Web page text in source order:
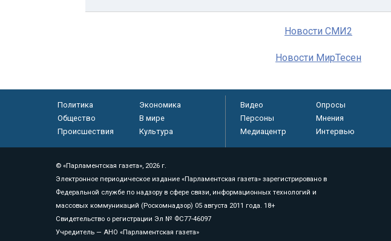
Новости СМИ2
Новости МирТесен
Политика
Экономика
Общество
В мире
Происшествия
Культура
Видео Опросы
Персоны
Мнения
Медиацентр
Интервью
© «Парламентская газета», 2026 г.
Электронное периодическое издание «Парламентская газета» зарегистрировано в
Федеральной службе по надзору в сфере связи, информационных технологий и
массовых коммуникаций (Роскомнадзор) 05 августа 2011 года. 18+
Свидетельство о регистрации Эл № ФС77-46097
Учредитель — АНО «Парламентская газета»